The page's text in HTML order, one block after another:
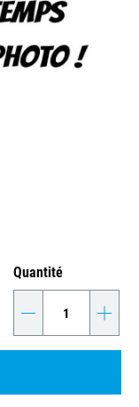
Quantité
- +